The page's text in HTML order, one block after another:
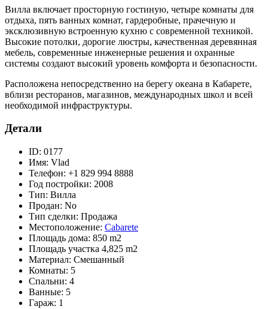
Вилла включает просторную гостиную, четыре комнаты для
отдыха, пять ванных комнат, гардеробные, прачечную и
эксклюзивную встроенную кухню с современной техникой.
Высокие потолки, дорогие люстры, качественная деревянная
мебель, современные инженерные решения и охранные
системы создают высокий уровень комфорта и безопасности.
Расположена непосредственно на берегу океана в Кабарете,
вблизи ресторанов, магазинов, международных школ и всей
необходимой инфраструктуры.
Детали
ID: 0177
Имя: Vlad
Телефон: +1 829 994 8888
Год постройки: 2008
Тип: Вилла
Продан: No
Тип сделки: Продажа
Местоположение: Cabarete
Площадь дома: 850 m2
Площадь участка 4,825 m2
Материал: Смешанный
Комнаты: 5
Спальни: 4
Ванные: 5
Гараж: 1